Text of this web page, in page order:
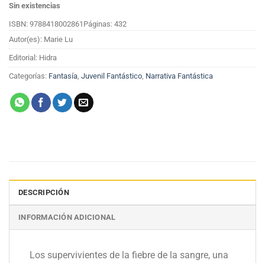
Sin existencias
ISBN: 9788418002861 Páginas: 432
Autor(es): Marie Lu
Editorial: Hidra
Categorías: Fantasía Juvenil Fantástico Narrativa Fantástica
DESCRIPCIÓN
INFORMACIÓN ADICIONAL
Los supervivientes de la fiebre de la sangre, una